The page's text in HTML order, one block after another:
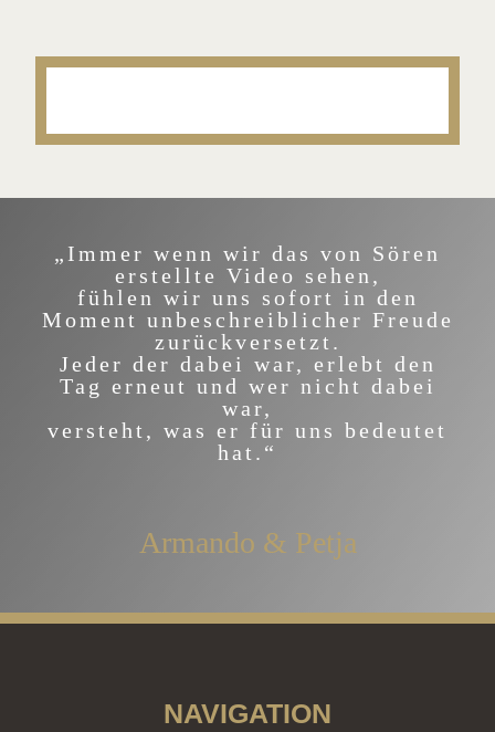
„Immer wenn wir das von Sören
erstellte Video sehen,
fühlen wir uns sofort in den
Moment unbeschreiblicher Freude
zurückversetzt.
Jeder der dabei war, erlebt den
Tag erneut und wer nicht dabei
war,
versteht, was er für uns bedeutet
hat.“
Armando & Petja
NAVIGATION